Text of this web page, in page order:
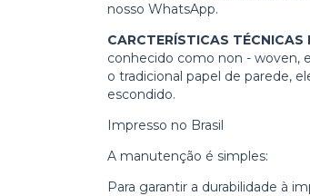
nosso WhatsApp.
CARCTERÍSTICAS TÉCNICAS
conhecido como non - woven,
o tradicional papel de parede,
escondido.
Impresso no Brasil
A manutenção é simples:
Para garantir a durabilidade à